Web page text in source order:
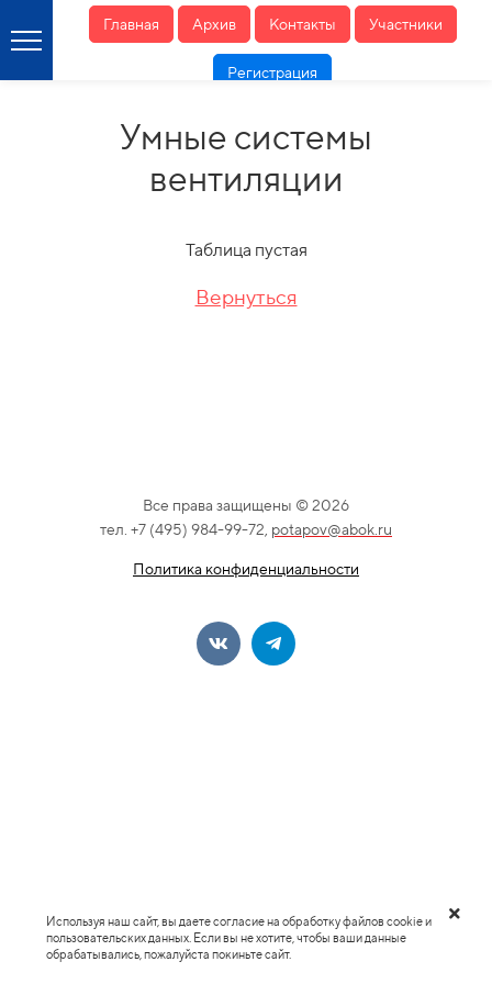
Главная Архив Контакты Участники
Регистрация
Умные системы
вентиляции
Таблица пустая
Вернуться
Все права защищены © 2026
тел. +7 (495) 984-99-72, potapov@abok.ru
Политика конфиденциальности
Используя наш сайт, вы даете согласие на обработку файлов cookie и
пользовательских данных. Если вы не хотите, чтобы ваши данные
обрабатывались, пожалуйста покиньте сайт.